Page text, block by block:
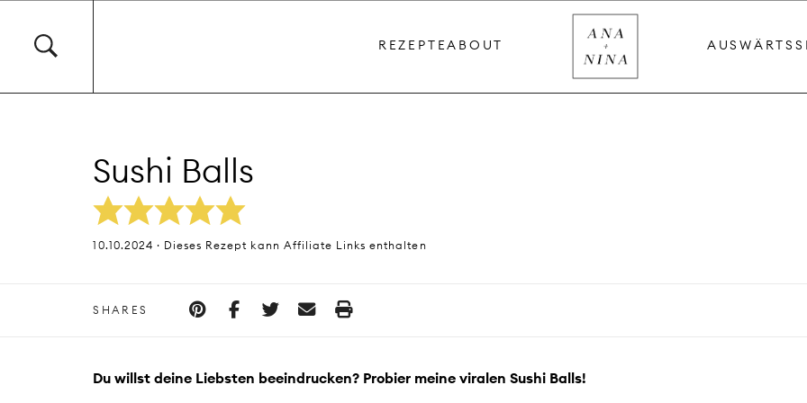
REZEPTEABOUT AUSWÄRTS
Sushi Balls
10.10.2024 · Dieses Rezept kann Affiliate Links enthalten
SHARES
Du willst deine Liebsten beeindrucken? Probier meine viralen Sushi Balls!